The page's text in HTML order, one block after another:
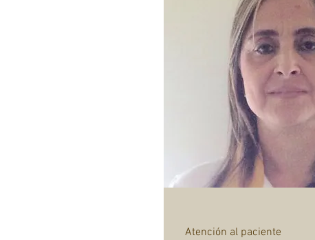
Atención al paciente